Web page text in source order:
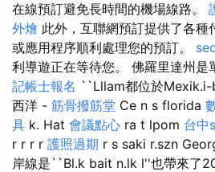
在線預訂避免長時間的機場線路。
外燴 此外，互聯網預訂提供了各種
或應用程序順利處理您的預訂。
利導遊正在等待您。 佛羅里達州是
記帳士報名 ``Lllam都位於Mexik.i-
西洋 - 筋骨撥筋堂 Ce n s florida
具 k. Hat 會議點心 ra t lpom 台中
r r r r 護照過期 r s saki r.szn
岸線是``Bl.k bait n.lk l''也帶來了